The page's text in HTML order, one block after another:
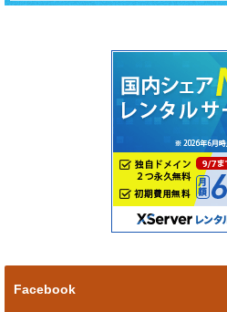
Facebook